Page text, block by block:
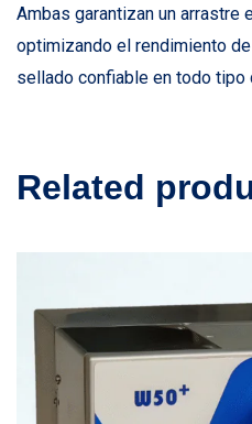
Ambas garantizan un arrastre
optimizando el rendimiento
sellado confiable en todo
Related